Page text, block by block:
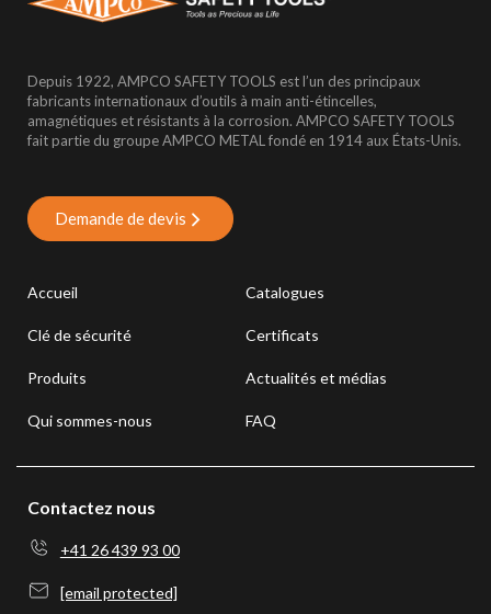
Depuis 1922, AMPCO SAFETY TOOLS est l’un des principaux
fabricants internationaux d’outils à main anti-étincelles,
amagnétiques et résistants à la corrosion. AMPCO SAFETY TOOLS
fait partie du groupe AMPCO METAL fondé en 1914 aux États-Unis.
Demande de devis
Accueil
Clé de sécurité
Produits
Qui sommes-nous
Catalogues
Certificats
Actualités et médias
FAQ
Contactez nous
+41 26 439 93 00
[email protected]